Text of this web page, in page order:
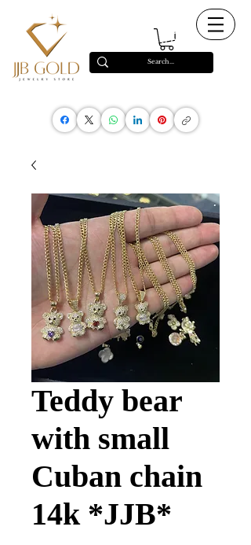
Teddy bear
with small
Cuban chain
14k *JJB*